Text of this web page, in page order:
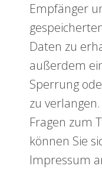
Empfänger
Daten zu
außerdem
Sperrung
zu
Fragen zum
können Sie
Impressum